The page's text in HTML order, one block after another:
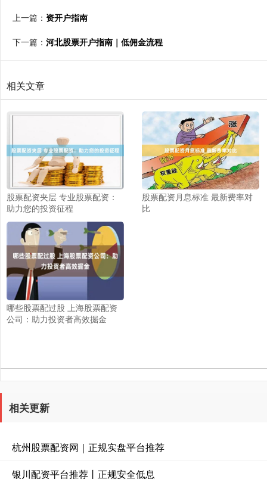
上一篇： 资开户指南
下一篇： 河北股票开户指南｜低佣金流程
相关文章
股票配资夹层 专业股票配资：
助力您的投资征程
股票配资月息标准 最新费率对
比
哪些股票配过股 上海股票配资
公司：助力投资者高效掘金
相关更新
杭州股票配资网｜正规实盘平台推荐
银川配资平台推荐丨正规安全低息